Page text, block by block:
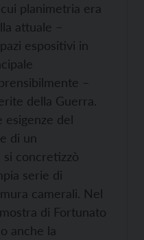
planimetria era
attuale –
espositivi in
–
della Guerra.
esigenze del
di un
concretizzò
serie di
camerali. Nel
di Fortunato
anche la